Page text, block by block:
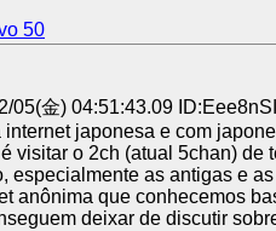
50
05(金) 04:51:43.09
japonesa e com
visitar o 2ch (atual 5chan)
especialmente as antigas e
anônima que conhecemos
deixar de discutir